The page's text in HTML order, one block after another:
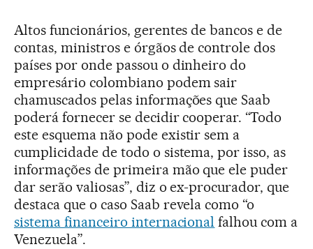
Altos funcionários, gerentes de bancos e de
contas, ministros e órgãos de controle dos
países por onde passou o dinheiro do
empresário colombiano podem sair
chamuscados pelas informações que Saab
poderá fornecer se decidir cooperar. “Todo
este esquema não pode existir sem a
cumplicidade de todo o sistema, por isso, as
informações de primeira mão que ele puder
dar serão valiosas”, diz o ex-procurador, que
destaca que o caso Saab revela como “o
sistema financeiro internacional falhou com a
Venezuela”.